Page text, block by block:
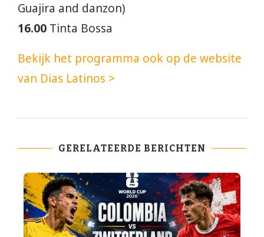
Guajira and danzon)
16.00 Tinta Bossa
Bekijk het programma ook op de website
van Dias Latinos >
GERELATEERDE BERICHTEN